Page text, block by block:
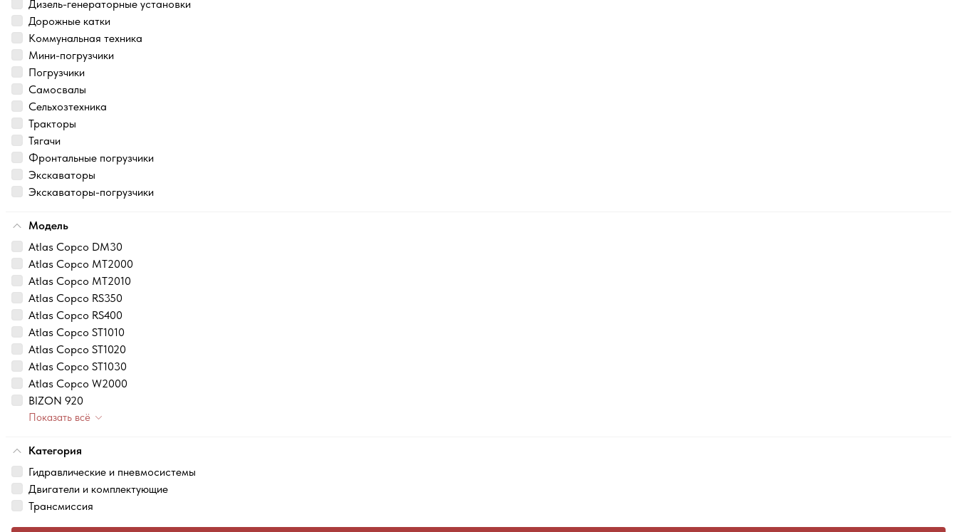
Дизель-генераторные установки
Дорожные катки
Коммунальная техника
Мини-погрузчики
Погрузчики
Самосвалы
Сельхозтехника
Тракторы
Тягачи
Фронтальные погрузчики
Экскаваторы
Экскаваторы-погрузчики
Модель
Atlas Copco DM30
Atlas Copco MT2000
Atlas Copco MT2010
Atlas Copco RS350
Atlas Copco RS400
Atlas Copco ST1010
Atlas Copco ST1020
Atlas Copco ST1030
Atlas Copco W2000
BIZON 920
Показать всё
Категория
Гидравлические и пневмосистемы
Двигатели и комплектующие
Трансмиссия